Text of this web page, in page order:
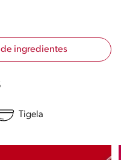
ingredientes
Tigela